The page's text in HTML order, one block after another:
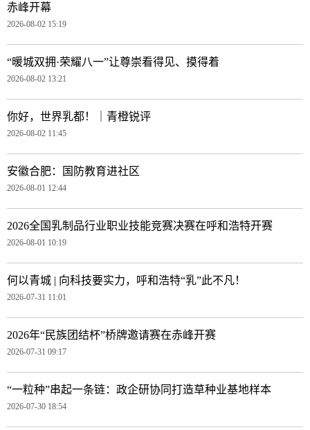
赤峰开幕
2026-08-02 15:19
“暖城双拥·荣耀八一”让尊崇看得见、摸得着
2026-08-02 13:21
你好，世界乳都！｜青橙锐评
2026-08-02 11:45
安徽合肥：国防教育进社区
2026-08-01 12:44
2026全国乳制品行业职业技能竞赛决赛在呼和浩特开赛
2026-08-01 10:19
何以青城 | 向科技要实力，呼和浩特“乳”此不凡！
2026-07-31 11:01
2026年“民族团结杯”桥牌邀请赛在赤峰开赛
2026-07-31 09:17
“一粒种”串起一条链：政企研协同打造草种业基地样本
2026-07-30 18:54